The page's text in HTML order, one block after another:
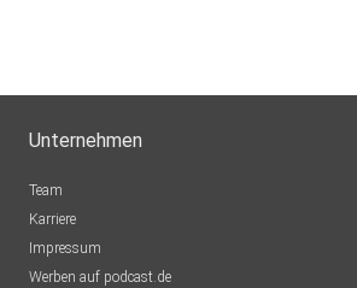
Unternehmen
Team
Karriere
Impressum
Werben auf podcast.de